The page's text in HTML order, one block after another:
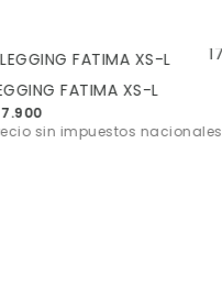
FATIMA XS-L
sin impuestos nacionales